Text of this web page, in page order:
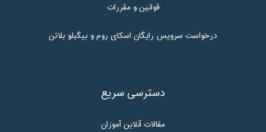
قوانین و مقررات
درخواست سرویس رایگان اسکای روم و بیگبلو بلاتن
دسترسی سریع
مقالات آنلاین آموزان